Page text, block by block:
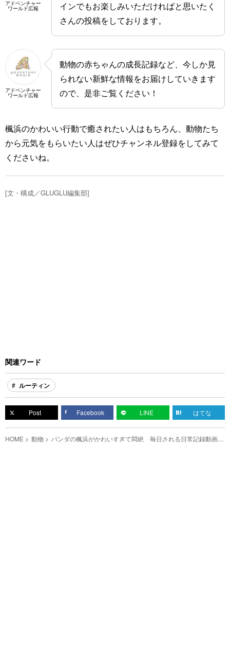
アドベンチャー
ワールド広報
インでもお楽しみいただければと思いたく
さんの投稿をしております。
アドベンチャー
ワールド広報
動物の赤ちゃんの成長記録など、今しか見
られない新鮮な情報をお届けしていきます
ので、是非ご覧ください！
楓浜のかわいい行動で癒されたい人はもちろん、動物たち
から元気をもらいたい人はぜひチャンネル登録をしてみて
くださいね。
[文・構成／GLUGLU編集部]
関連ワード
ルーティン
Post Facebook LINE はてな
HOME 動物 パンダの楓浜がかわいすぎて悶絶 毎日される日常記録動画に
釘付け！